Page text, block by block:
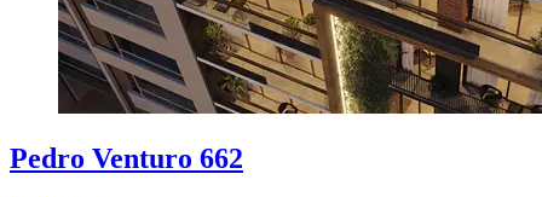
Pedro Venturo 662